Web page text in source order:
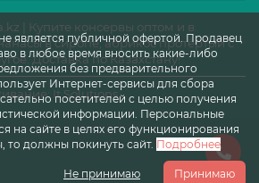
является публичной офертой. Продавец
в любое время вносить какие-либо
без предварительного
Интернет-сервисы для сбора
посетителей с целью получения
информации. Персональные
на сайте в целях его функционирования
то должны покинуть сайт. Подробнее
Не принимаю Принимаю
| Купите консервы оптом и в
в сиропе, абрикос протёртый с
Доставка по Казахстану!
It Solutions